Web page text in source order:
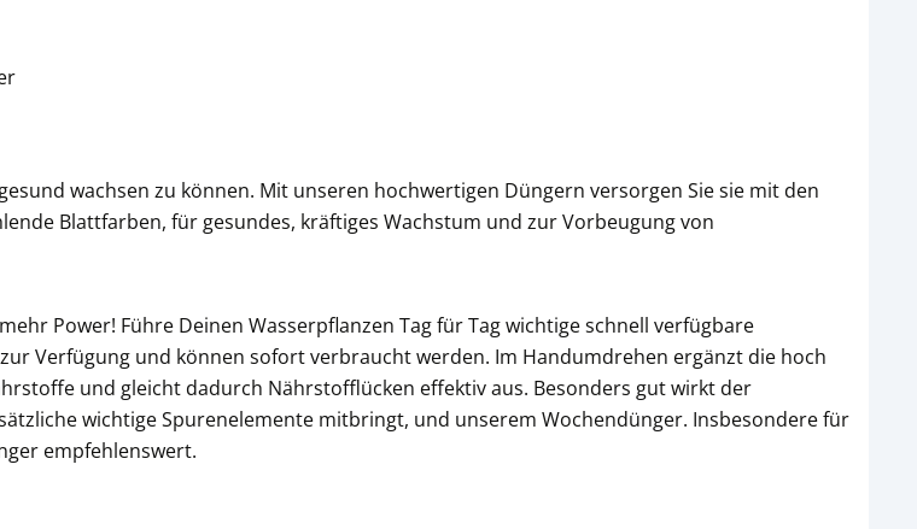
wachsen zu können. Mit unseren hochwertigen Düngern versorgen Sie sie mit den
Blattfarben, für gesundes, kräftiges Wachstum und zur Vorbeugung von
Power! Führe Deinen Wasserpflanzen Tag für Tag wichtige schnell verfügbare
Verfügung und können sofort verbraucht werden. Im Handumdrehen ergänzt die hoch
und gleicht dadurch Nährstofflücken effektiv aus. Besonders gut wirkt der
wichtige Spurenelemente mitbringt, und unserem Wochendünger. Insbesondere für
empfehlenswert.